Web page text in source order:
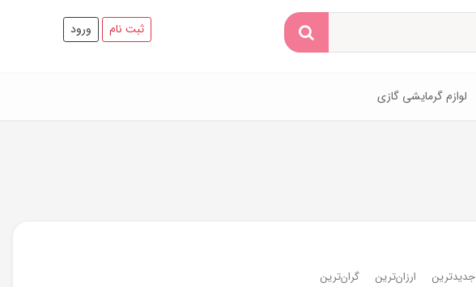
ثبت نام ورود
لوازم گرمایشی گازی
جدیدترین ارزان‌ترین گران‌ترین